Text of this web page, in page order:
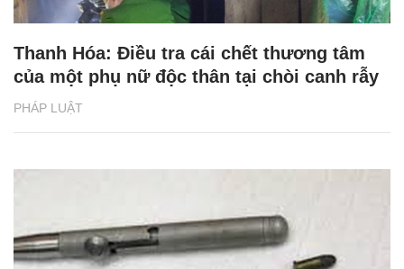
PHÁP LUẬT
Thanh Hóa: Điều tra cái chết thương tâm
của một phụ nữ độc thân tại chòi canh rẫy